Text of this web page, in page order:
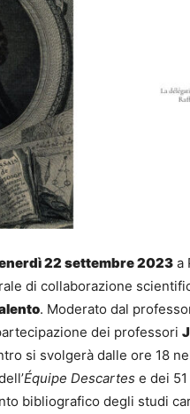
22 settembre 2023 a
di collaborazione
. Moderato dal
dei professori
si svolgerà dalle ore 18
Équipe Descartes e dei
bibliografico degli studi